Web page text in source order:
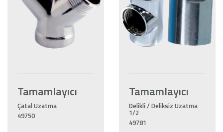
Tamamlayıcı
Çatal Uzatma
49750
Tamamlayıcı
Delikli / Deliksiz Uzatma
1/2
49781